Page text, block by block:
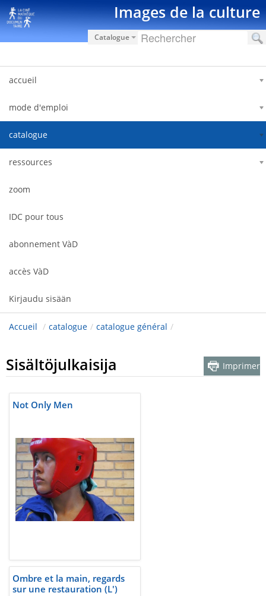
Hyppää sisältöön Images de la culture
Catalogue
accueil
mode d'emploi
catalogue
ressources
zoom
IDC pour tous
abonnement VàD
accès VàD
Kirjaudu sisään
Accueil / catalogue / catalogue général /
Sisältöjulkaisija Imprimer
Not Only Men
Ombre et la main, regards
sur une restauration (L')